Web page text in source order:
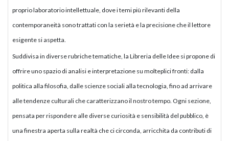
proprio laboratorio intellettuale, dove i temi più rilevanti della
contemporaneità sono trattati con la serietà e la precisione che il lettore
esigente si aspetta.
Suddivisa in diverse rubriche tematiche, la Libreria delle Idee si propone di
offrire uno spazio di analisi e interpretazione su molteplici fronti: dalla
politica alla filosofia, dalle scienze sociali alla tecnologia, fino ad arrivare
alle tendenze culturali che caratterizzano il nostro tempo. Ogni sezione,
pensata per rispondere alle diverse curiosità e sensibilità del pubblico, è
una finestra aperta sulla realtà che ci circonda, arricchita da contributi di